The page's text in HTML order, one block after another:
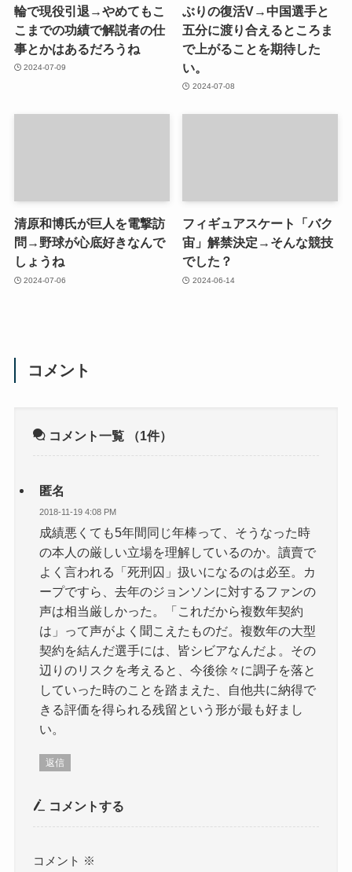
輪で現役引退→やめてもこ
こまでの功績で解説者の仕
事とかはあるだろうね
2024-07-09
ぶりの復活V→中国選手と
五分に渡り合えるところま
で上がることを期待した
い。
2024-07-08
清原和博氏が巨人を電撃訪
問→野球が心底好きなんで
しょうね
2024-07-06
フィギュアスケート「バク
宙」解禁決定→そんな競技
でした？
2024-06-14
コメント
コメント一覧 （1件）
匿名
2018-11-19 4:08 PM
成績悪くても5年間同じ年棒って、そうなった時
の本人の厳しい立場を理解しているのか。讀賣で
よく言われる「死刑囚」扱いになるのは必至。カ
ープですら、去年のジョンソンに対するファンの
声は相当厳しかった。「これだから複数年契約
は」って声がよく聞こえたものだ。複数年の大型
契約を結んだ選手には、皆シビアなんだよ。その
辺りのリスクを考えると、今後徐々に調子を落と
していった時のことを踏まえた、自他共に納得で
きる評価を得られる残留という形が最も好まし
い。
返信
コメントする
コメント ※